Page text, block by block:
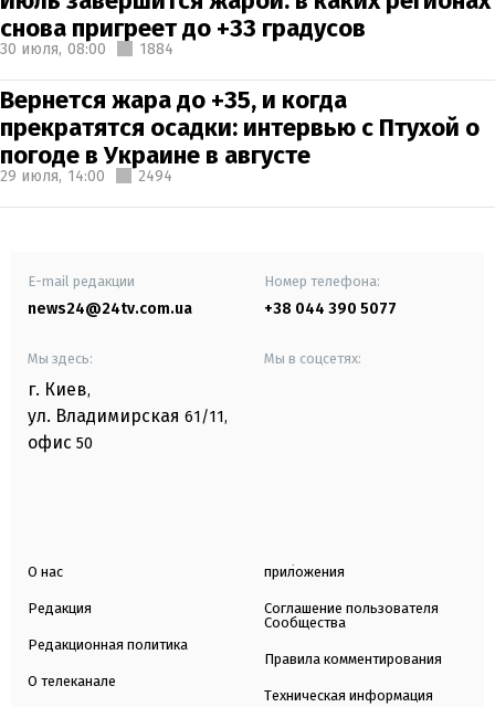
снова пригреет до +33 градусов
30 июля, 08:00 1884
Вернется жара до +35, и когда
прекратятся осадки: интервью с Птухой о
погоде в Украине в августе
29 июля, 14:00 2494
E-mail редакции
news24@24tv.com.ua
Номер телефона:
+38 044 390 5077
Мы здесь:
г. Киев,
ул. Владимирская 61/11,
офис 50
Мы в соцсетях:
О нас
Редакция
Редакционная политика
О телеканале
приложения
Соглашение пользователя
Сообщества
Правила комментирования
Техническая информация